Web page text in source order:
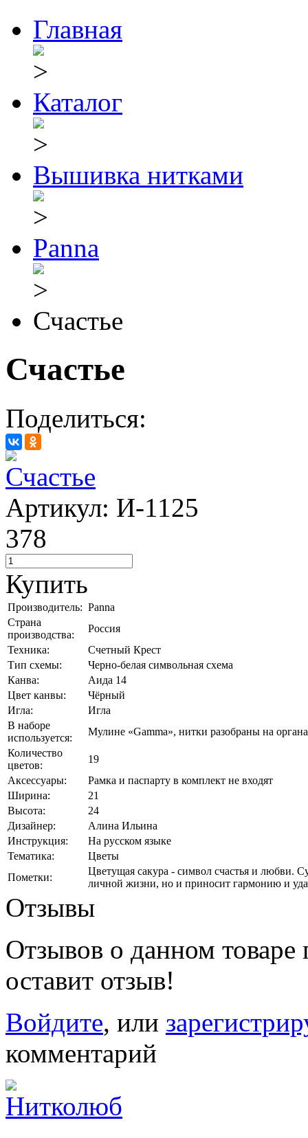
Главная
Каталог
Вышивка нитками
Panna
Счастье
Счастье
Поделиться:
Артикул: И-1125
378
Купить
Производитель: Panna
Страна
производства:
Россия
Техника:
Счетный Крест
Тип схемы:
Черно-белая символьная схема
Канва:
Аида 14
Цвет канвы:
Чёрный
Игла:
Игла
В наборе
используется:
Мулине «Gamma», нитки разобраны на
Количество
цветов:
19
Аксессуары:
Рамка и паспарту в комплект не входят
Ширина:
21
Высота:
24
Дизайнер:
Алина Ильина
Инструкция:
На русском языке
Тематика:
Цветы
Пометки:
Цветущая сакура - символ счастья и любви.
личной жизни, но и приносит гармонию и
Отзывы
Отзывов о данном товаре
оставит отзыв!
Войдите, или
комментарий